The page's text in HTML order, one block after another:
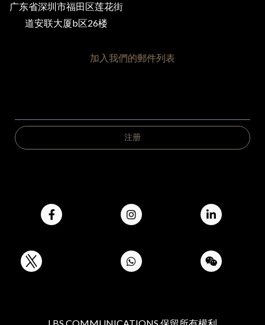
广东省深圳市福田区莲花街
道安联大厦b区26楼
加入我們的郵件列表